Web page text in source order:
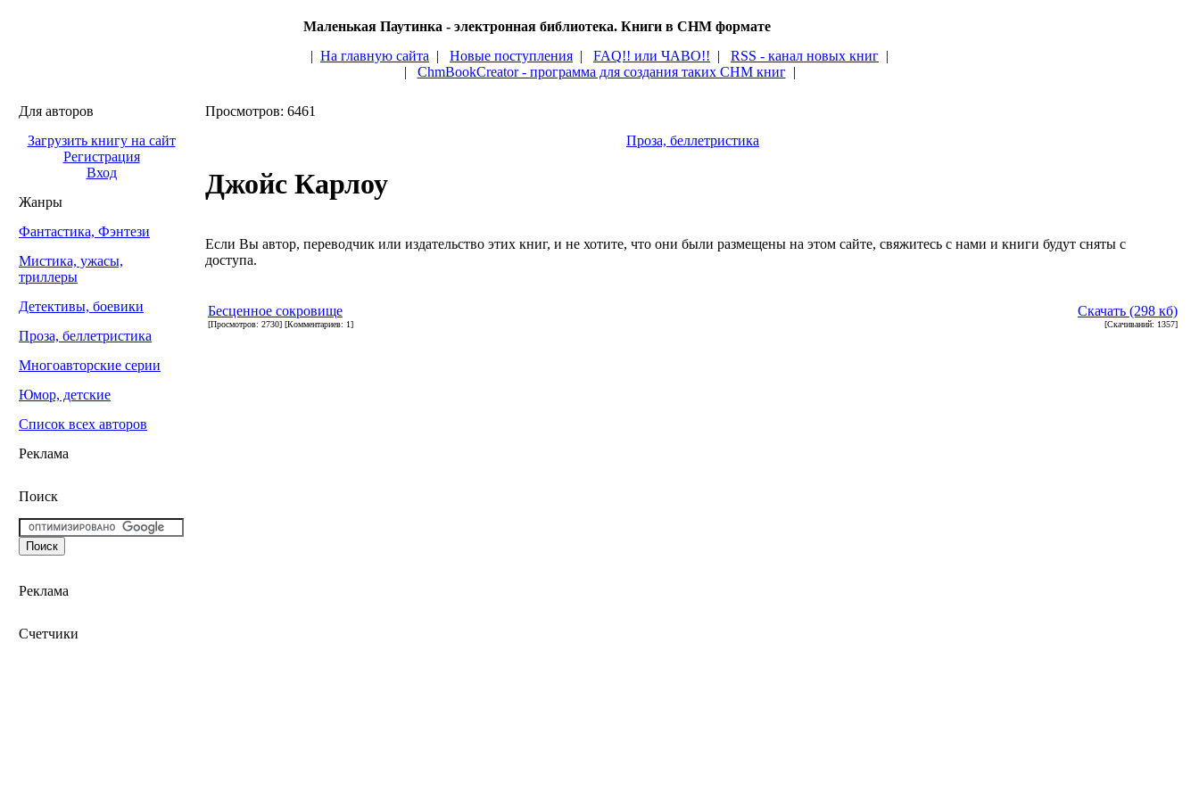
Маленькая Паутинка - электронная библиотека. Книги в CHM формате
| На главную сайта | Новые поступления | FAQ!! или ЧАВО!! | RSS - канал новых книг |
| ChmBookCreator - программа для создания таких CHM книг|
Для авторов
Загрузить книгу на сайт
Регистрация
Вход
Жанры
Фантастика, Фэнтези
Мистика, ужасы,
триллеры
Детективы, боевики
Проза, беллетристика
Многоавторские серии
Юмор, детские
Список всех авторов
Реклама
Поиск
Реклама
Счетчики
Просмотров: 6461
Проза, беллетристика
Джойс Карлоу
Если Вы автор, переводчик или издательство этих книг, и не хотите, что они были размещены на этом сайте, свяжитесь с нами и книги будут сняты с
доступа.
Бесценное сокровище
[Просмотров: 2730] [Комментариев: 1]
Скачать (298 кб)
[Скачиваний: 1357]